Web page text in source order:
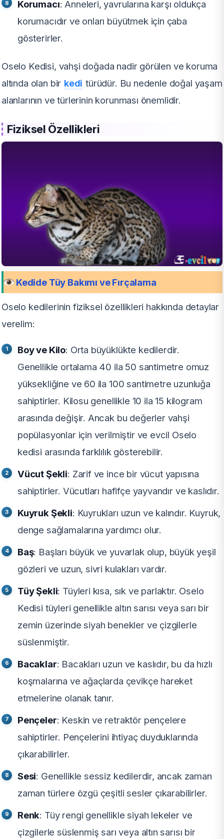
Korumacı: Anneleri, yavrularına karşı oldukça
korumacıdır ve onları büyütmek için çaba
gösterirler.
Oselo Kedisi, vahşi doğada nadir görülen ve koruma
altında olan bir kedi türüdür. Bu nedenle doğal yaşam
alanlarının ve türlerinin korunması önemlidir.
Fiziksel Özellikleri
Kedide Tüy Bakımı ve Fırçalama
Oselo kedilerinin fiziksel özellikleri hakkında detaylar
verelim:
Boy ve Kilo: Orta büyüklükte kedilerdir.
Genellikle ortalama 40 ila 50 santimetre omuz
yüksekliğine ve 60 ila 100 santimetre uzunluğa
sahiptirler. Kilosu genellikle 10 ila 15 kilogram
arasında değişir. Ancak bu değerler vahşi
popülasyonlar için verilmiştir ve evcil Oselo
kedisi arasında farklılık gösterebilir.
Vücut Şekli: Zarif ve ince bir vücut yapısına
sahiptirler. Vücutları hafifçe yayvandır ve kaslıdır.
Kuyruk Şekli: Kuyrukları uzun ve kalındır. Kuyruk,
denge sağlamalarına yardımcı olur.
Baş: Başları büyük ve yuvarlak olup, büyük yeşil
gözleri ve uzun, sivri kulakları vardır.
Tüy Şekli: Tüyleri kısa, sık ve parlaktır. Oselo
Kedisi tüyleri genellikle altın sarısı veya sarı bir
zemin üzerinde siyah benekler ve çizgilerle
süslenmiştir.
Bacaklar: Bacakları uzun ve kaslıdır, bu da hızlı
koşmalarına ve ağaçlarda çevikçe hareket
etmelerine olanak tanır.
Pençeler: Keskin ve retraktör pençelere
sahiptirler. Pençelerini ihtiyaç duyduklarında
çıkarabilirler.
Sesi: Genellikle sessiz kedilerdir, ancak zaman
zaman türlere özgü çeşitli sesler çıkarabilirler.
Renk: Tüy rengi genellikle siyah lekeler ve
çizgilerle süslenmiş sarı veya altın sarısı bir